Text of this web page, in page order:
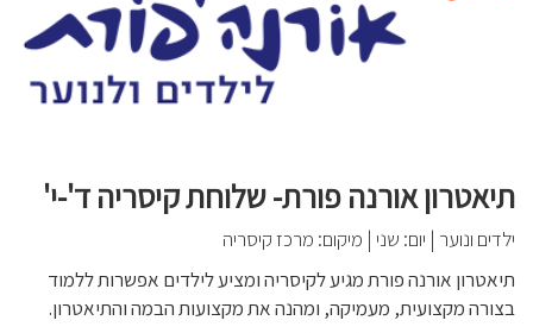
תיאטרון אורנה פורת- שלוחת קיסריה ד'-י'
ילדים ונוער | יום: שני | מיקום: מרכז קיסריה
תיאטרון אורנה פורת מגיע לקיסריה ומציע לילדים אפשרות ללמוד
בצורה מקצועית, מעמיקה, ומהנה את מקצועות הבמה והתיאטרון.